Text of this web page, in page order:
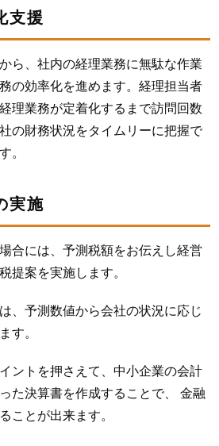
支援
ら、社内の経理業務に無駄な作業
の効率化を進めます。経理担当者
理業務が定着化するまで訪問回数
の財務状況をタイムリーに把握で
。
実施
合には、予測税額をお伝えし経営
提案を実施します。
、予測数値から会社の状況に応じ
す。
ントを押さえて、中小企業の会計
た決算書を作成することで、 金融
ことが出来ます。